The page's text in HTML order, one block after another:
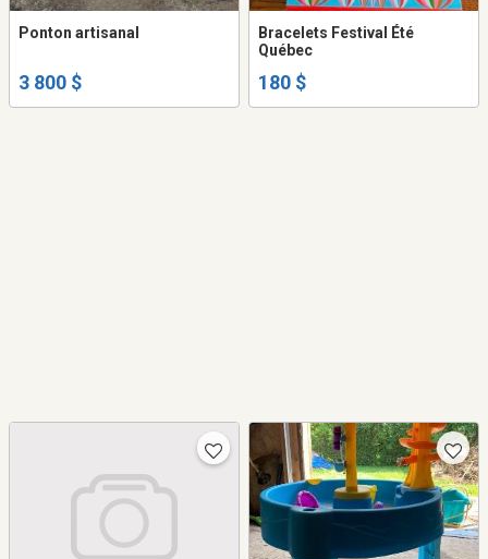
Ponton artisanal
3 800 $
Bracelets Festival Été
Québec
180 $